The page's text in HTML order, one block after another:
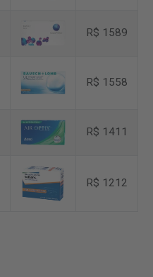
R$ 1589
R$ 1558
R$ 1411
R$ 1212